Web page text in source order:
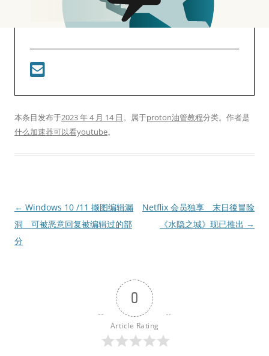
什么加速器可以看youtube
本条目发布于2023 年 4 月 14 日。属于proton油管教程分类。 作者是
什么加速器可以看youtube。
文
章
导
← Windows 10 /11 撷图编辑漏
洞 可被恶意回复被编辑过的部
分
Netflix 会员独享 末日後冒险
《水隐之城》现已推出 →
0
Article Rating